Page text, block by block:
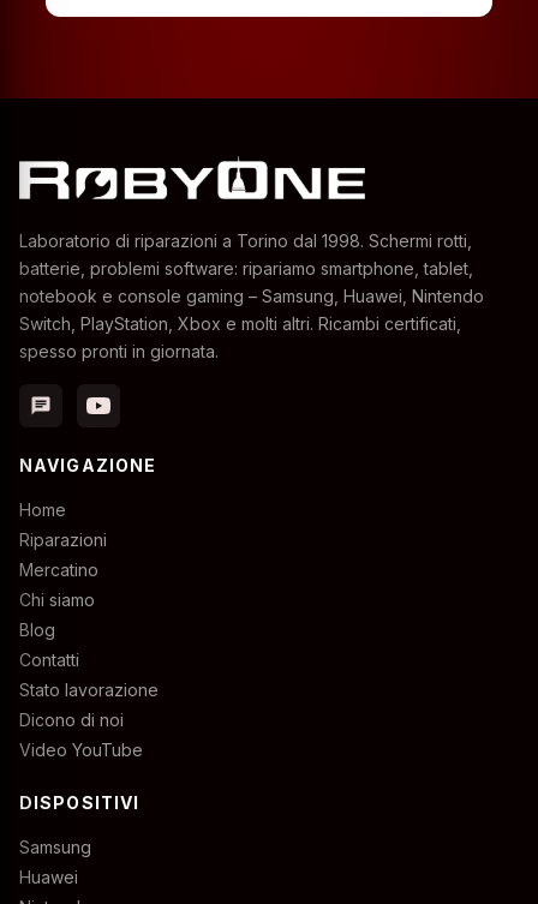
Laboratorio di riparazioni a Torino dal 1998. Schermi rotti,
batterie, problemi software: ripariamo smartphone, tablet,
notebook e console gaming – Samsung, Huawei, Nintendo
Switch, PlayStation, Xbox e molti altri. Ricambi certificati,
spesso pronti in giornata.
chat
NAVIGAZIONE
Home
Riparazioni
Mercatino
Chi siamo
Blog
Contatti
Stato lavorazione
Dicono di noi
Video YouTube
DISPOSITIVI
Samsung
Huawei